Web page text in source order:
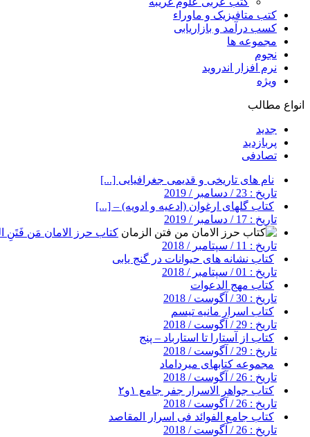
کتب متافیزیک و ماوراء
کسب درآمد و بازاریابی
مجموعه ها
نجوم
نرم افزار اندروید
ویژه
انواع مطالب
جدید
پربازدید
تصادفی
نام های تاریخی و قدیمی جغرافیایی [...]
تاریخ : 23 / دسامبر / 2019
کتاب گلهای ارغوان (ادعیه و ادویه) – [...]
تاریخ : 17 / دسامبر / 2019
کتاب حرز الامان مَن فَتَنِ
تاریخ : 11 / سپتامبر / 2018
کتاب نشانه های حیوانات در گنج یابی
تاریخ : 01 / سپتامبر / 2018
کتاب مهج الدعوات
تاریخ : 30 / آگوست / 2018
کتاب اسرار مانیه تیسم
تاریخ : 29 / آگوست / 2018
کتاب از آستارا تا استارباد – پنج
تاریخ : 29 / آگوست / 2018
مجموعه کتابهای میرداماد
تاریخ : 26 / آگوست / 2018
کتاب جواهر الاسرار جفر جامع ۱و۲
تاریخ : 26 / آگوست / 2018
کتاب جامع الفوائد فی اسرار المقاصد
تاریخ : 26 / آگوست / 2018